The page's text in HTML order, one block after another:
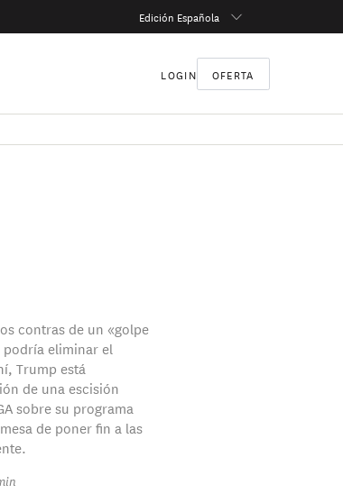
Edición Española
LOGIN OFERTA
contras de un «golpe
eliminar el
Trump está
de una escisión
sobre su programa
de poner fin a las